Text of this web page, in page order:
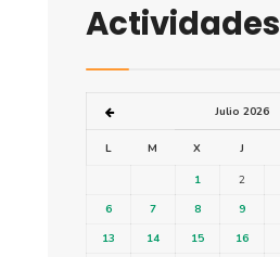
Actividades
Julio 2026
L M X J
1 2
6
7 8 9
13
14 15 16